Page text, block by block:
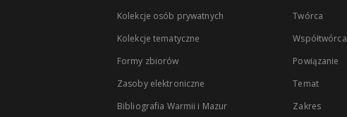
Kolekcje osób prywatnych
Kolekcje tematyczne
Formy zbiorów
Zasoby elektroniczne
Bibliografia Warmii i Mazur
Twórca
Współtwórca
Powiązanie
Temat
Zakres